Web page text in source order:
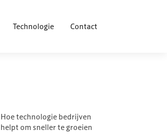
Technologie Contact
Hoe technologie bedrijven
helpt om sneller te groeien